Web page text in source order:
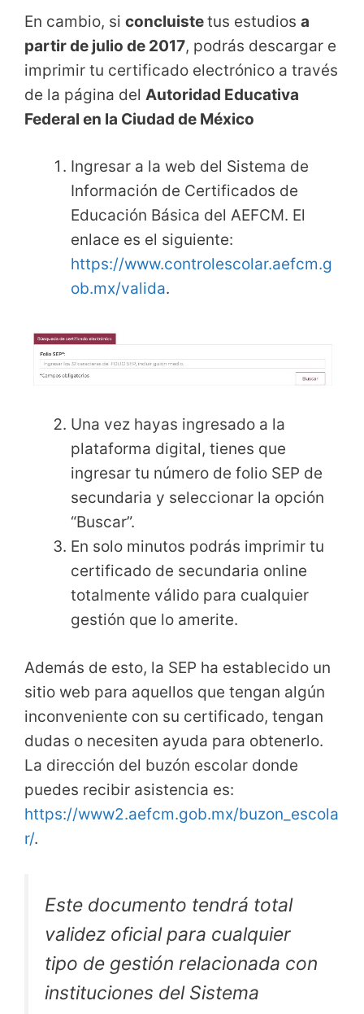
En cambio, si concluistetus estudios a
partir de julio de 2017, podrás descargar e
imprimir tu certificado electrónico a través
de la página del Autoridad Educativa
Federal en la Ciudad de México
Ingresar a la web del Sistema de
Información de Certificados de
Educación Básica del AEFCM. El
enlace es el siguiente:
https://www.controlescolar.aefcm.g
ob.mx/valida.
Una vez hayas ingresado a la
plataforma digital, tienes que
ingresar tu número de folio SEP de
secundaria y seleccionar la opción
“Buscar”.
En solo minutos podrás imprimir tu
certificado de secundaria online
totalmente válido para cualquier
gestión que lo amerite.
Además de esto, la SEP ha establecido un
sitio web para aquellos que tengan algún
inconveniente con su certificado, tengan
dudas o necesiten ayuda para obtenerlo.
La dirección del buzón escolar donde
puedes recibir asistencia es:
https://www2.aefcm.gob.mx/buzon_escola
r/.
Este documento tendrá total
validez oficial para cualquier
tipo de gestión relacionada con
instituciones del Sistema